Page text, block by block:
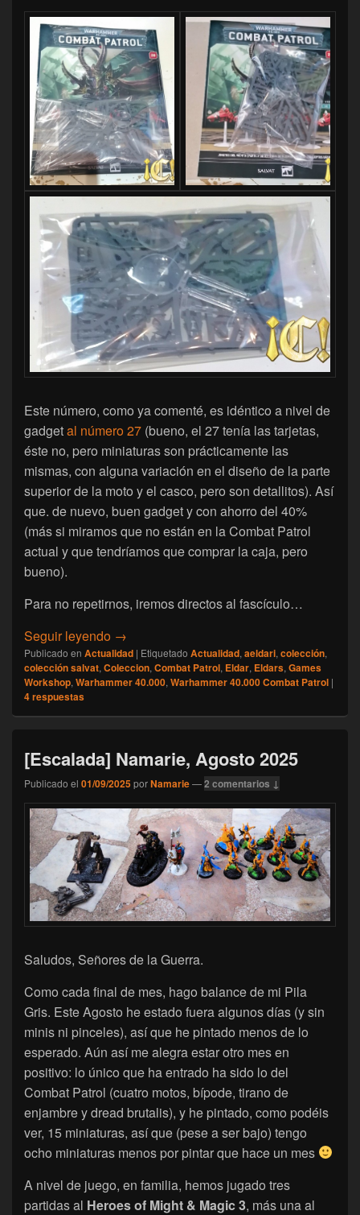
Este número, como ya comenté, es idéntico a nivel de
gadgetal número 27 (bueno, el 27 tenía las tarjetas,
éste no, pero miniaturas son prácticamente las
mismas, con alguna variación en el diseño de la parte
superior de la moto y el casco, pero son detallitos). Así
que. de nuevo, buen gadget y con ahorro del 40%
(más si miramos que no están en la Combat Patrol
actual y que tendríamos que comprar la caja, pero
bueno).
Para no repetirnos, iremos directos al fascículo…
Seguir leyendo [Warhammer 40.000 Combat Patrol]
→
Publicado en Actualidad | Etiquetado Actualidad, aeldari, colección,
colección salvat, Coleccion, Combat Patrol, Eldar, Eldars, Games
Workshop, Warhammer 40.000, Warhammer 40.000 Combat Patrol |
4respuestas
[Escalada] Namarie, Agosto 2025
Publicado el 01/09/2025porNamarie—2 comentarios ↓
Saludos, Señores de la Guerra.
Como cada final de mes, hago balance de mi Pila
Gris. Este Agosto he estado fuera algunos días (y sin
minis ni pinceles), así que he pintado menos de lo
esperado. Aún así me alegra estar otro mes en
positivo: lo único que ha entrado ha sido lo del
Combat Patrol (cuatro motos, bípode, tirano de
enjambre y dread brutalis), y he pintado, como podéis
ver, 15 miniaturas, así que (pese a ser bajo) tengo
ocho miniaturas menos por pintar que hace un mes
A nivel de juego, en familia, hemos jugado tres
partidas al Heroes of Might & Magic 3, más una al